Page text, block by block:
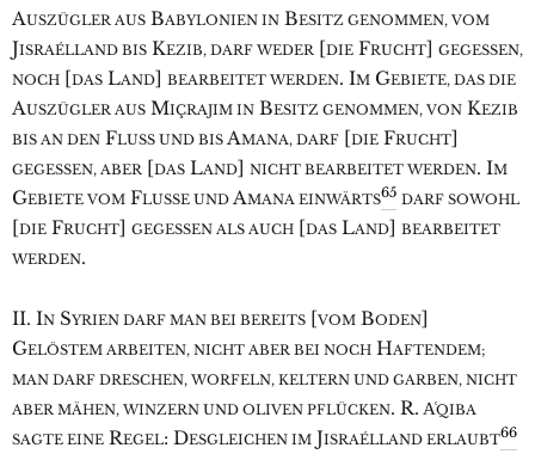
AUSZÜGLER AUS BABYLONIEN IN BESITZ GENOMMEN, VOM
JISRAÉLLAND BIS KEZIB, DARF WEDER [DIE FRUCHT] GEGESSEN,
NOCH [DAS LAND] BEARBEITET WERDEN. IM GEBIETE, DAS DIE
AUSZÜGLER AUS MIÇRAJIM IN BESITZ GENOMMEN, VON KEZIB
BIS AN DEN FLUSS UND BIS AMANA, DARF [DIE FRUCHT]
GEGESSEN, ABER [DAS LAND] NICHT BEARBEITET WERDEN. IM
GEBIETE VOM FLUSSE UND AMANA EINWÄRTS65 DARF SOWOHL
[DIE FRUCHT] GEGESSEN ALS AUCH [DAS LAND] BEARBEITET
WERDEN.
II. IN SYRIEN DARF MAN BEI BEREITS [VOM BODEN]
GELÖSTEM ARBEITEN, NICHT ABER BEI NOCH HAFTENDEM;
MAN DARF DRESCHEN, WORFELN, KELTERN UND GARBEN, NICHT
ABER MÄHEN, WINZERN UND OLIVEN PFLÜCKEN. R. A͑QIBA
SAGTE EINE REGEL: DESGLEICHEN IM JISRAÉLLAND ERLAUBT66